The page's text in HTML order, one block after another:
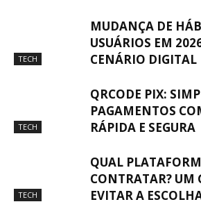
TECH
MUDANÇA DE
USUÁRIOS EM
CENÁRIO DIGITAL
TECH
QRCODE PIX:
PAGAMENTOS
RÁPIDA E SEGURA
TECH
QUAL
CONTRATAR? UM
EVITAR A